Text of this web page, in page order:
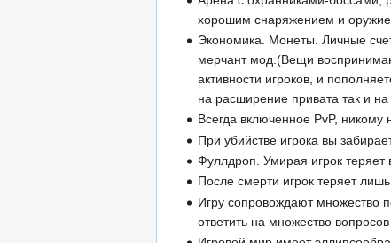
хорошим снаряжением и
Экономика. Монеты. Личные
мерчант мод.(Вещи
активности игроков, и
на расширение привата так и на
Всегда включенное PvP, никому
При убийстве игрока вы
Фуллдроп. Умирая игрок теряет
После смерти игрок теряет
Игру сопровождают множество
ответить на множество